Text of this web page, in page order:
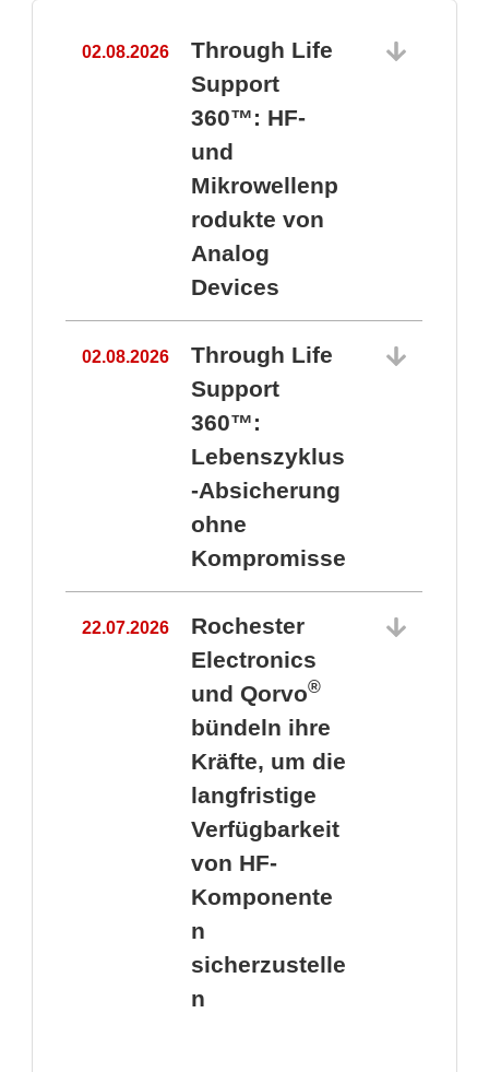
02.08.2026
Through Life
Support
360™: HF-
und
Mikrowellenp
rodukte von
Analog
Devices
02.08.2026
Through Life
Support
360™:
Lebenszyklus
-Absicherung
ohne
Kompromisse
22.07.2026
Rochester
Electronics
und Qorvo®
bündeln ihre
Kräfte, um die
langfristige
Verfügbarkeit
von HF-
Komponente
n
sicherzustelle
n